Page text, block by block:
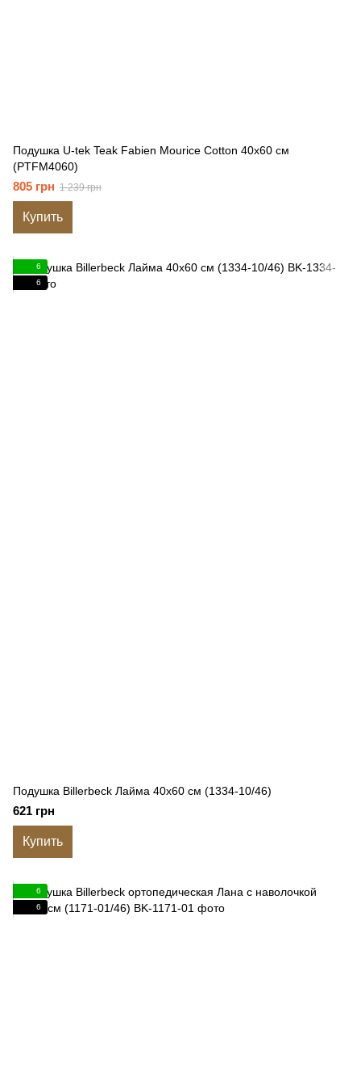
Подушка U-tek Teak Fabien Mourice Cotton 40x60 см
(PTFM4060)
805 грн 1 239 грн
Купить
6
6
Подушка Billerbeck Лайма 40x60 см (1334-10/46)
621 грн
Купить
6
6